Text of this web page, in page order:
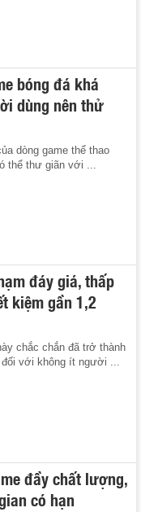
bóng đá khá
dùng nên thử
dòng game thể thao
thể thư giãn với ...
đáy giá, thấp
kiệm gần 1,2
chắc chắn đã trở thành
đối với không ít người ...
đầy chất lượng,
có hạn